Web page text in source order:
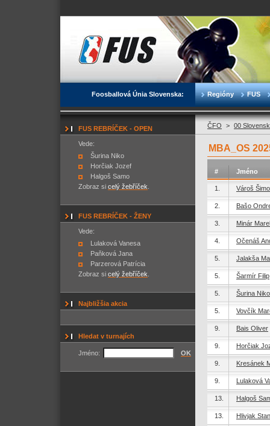
Foosballová Únia Slovenska: Regióny FUS
FUS REBRÍČEK - OPEN
Vede:
Šurina Niko
Horčiak Jozef
Halgoš Samo
Zobraz si celý žebříček
FUS REBRÍČEK - ŽENY
Vede:
Lulaková Vanesa
Paňková Jana
Parzerová Patrícia
Zobraz si celý žebříček
Najbližšia akcia
Hledat v turnajích
Jméno: OK
ČFO > 00
MBA_OS
# Jméno
1. Vároš
2. Bašo
3. Minár
4. Očenáš
5. Jalakša
5. Šarmír Filip
5. Šurina Niko
5. Vovčík
9. Bais Oliver
9. Horčiak
9. Kresánek
9. Lulaková
13. Halgoš
13. Hlivjak